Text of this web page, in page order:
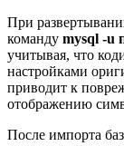
При
команду mysql -u
учитывая, что
настройками
приводит к
отображению
После импорта